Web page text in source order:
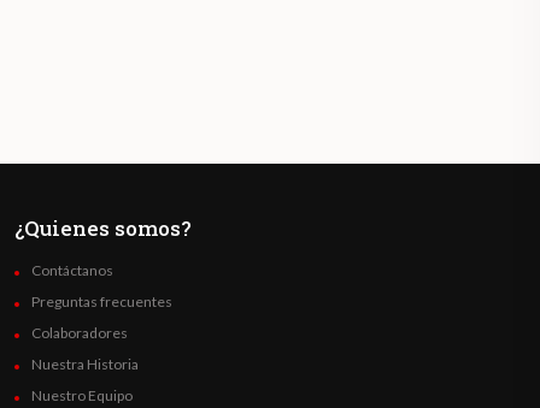
¿Quienes somos?
Contáctanos
Preguntas frecuentes
Colaboradores
Nuestra Historia
Nuestro Equipo